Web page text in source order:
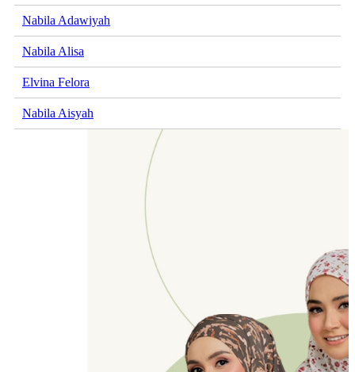
Nabila Adawiyah
Nabila Alisa
Elvina Felora
Nabila Aisyah